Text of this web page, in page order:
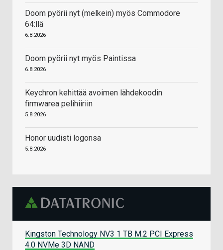
Doom pyörii nyt (melkein) myös Commodore
64:llä
6.8.2026
Doom pyörii nyt myös Paintissa
6.8.2026
Keychron kehittää avoimen lähdekoodin
firmwarea pelihiiriin
5.8.2026
Honor uudisti logonsa
5.8.2026
Kingston Technology NV3 1 TB M.2 PCI Express
4.0 NVMe 3D NAND